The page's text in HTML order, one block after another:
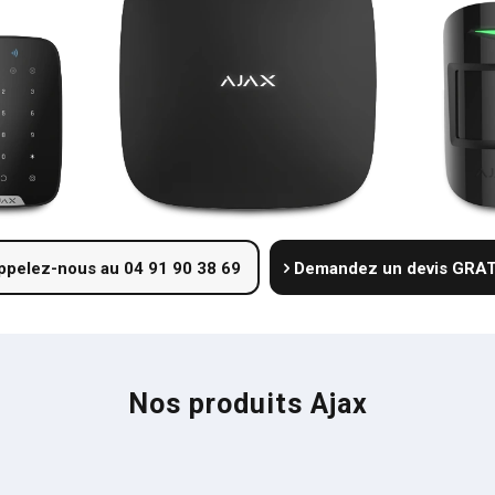
nous au 04 91 90 38 69 Demandez un devis
Nos produits Ajax